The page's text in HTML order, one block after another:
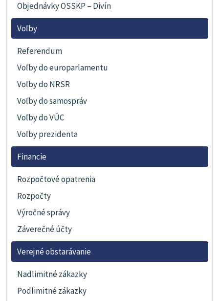
Objednávky OSSKP – Divín
Voľby
Referendum
Voľby do europarlamentu
Voľby do NRSR
Voľby do samospráv
Voľby do VÚC
Voľby prezidenta
Financie
Rozpočtové opatrenia
Rozpočty
Výročné správy
Záverečné účty
Verejné obstarávanie
Nadlimitné zákazky
Podlimitné zákazky